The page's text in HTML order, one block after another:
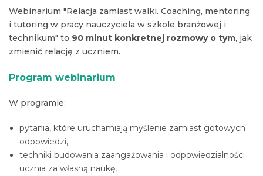
Webinarium "Relacja zamiast walki. Coaching, mentoring
i tutoring w pracy nauczyciela w szkole branżowej i
technikum" to 90 minut konkretnej rozmowy o tym, jak
zmienić relację z uczniem.
Program webinarium
W programie:
pytania, które uruchamiają myślenie zamiast gotowych
odpowiedzi,
techniki budowania zaangażowania i odpowiedzialności
ucznia za własną naukę,